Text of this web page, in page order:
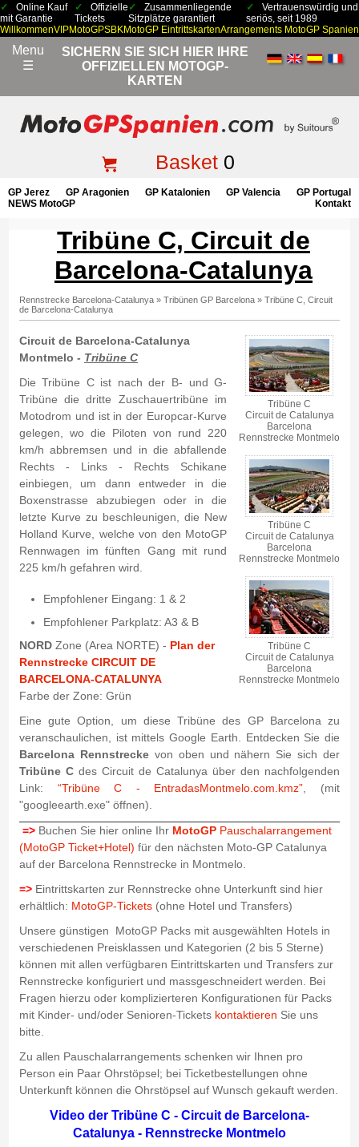
Online Kauf
mit Garantie
Offizielle
Tickets
Zusammenliegende
Sitzplätze garantiert
Vertrauenswürdig und
seriös, seit 1989
WillkommenVIPMotoGPSBKMotoGP EintrittskartenArrangements MotoGP Spanien
Menu
☰
SICHERN SIE SICH HIER IHRE
OFFIZIELLEN MOTOGP-
KARTEN
Basket0
GP Jerez GP Aragonien GP Katalonien GP Valencia
GP Portugal
NEWS MotoGP
Kontakt
Tribüne C, Circuit de
Barcelona-Catalunya
Rennstrecke Barcelona-Catalunya» Tribünen GP Barcelona» Tribüne C, Circuit
de Barcelona-Catalunya
Tribüne C
Circuit de Catalunya
Barcelona
Rennstrecke Montmelo
Tribüne C
Circuit de Catalunya
Barcelona
Rennstrecke Montmelo
Tribüne C
Circuit de Catalunya
Barcelona
Rennstrecke Montmelo
Circuit de Barcelona-Catalunya
Montmelo - Tribüne C
Die Tribüne C ist nach der B- und G-
Tribüne die dritte Zuschauertribüne im
Motodrom und ist in der Europcar-Kurve
gelegen, wo die Piloten von rund 220
km/h abbremsen und in die abfallende
Rechts - Links - Rechts Schikane
einbiegen, um dann entweder in die
Boxenstrasse abzubiegen oder in die
letzte Kurve zu beschleunigen, die New
Holland Kurve, welche von den MotoGP
Rennwagen im fünften Gang mit rund
225 km/h gefahren wird.
Empfohlener Eingang: 1 & 2
Empfohlener Parkplatz: A3 & B
NORD Zone (Area NORTE) - Plan der
Rennstrecke CIRCUIT DE
BARCELONA-CATALUNYA
Farbe der Zone: Grün
Eine gute Option, um diese Tribüne des GP Barcelona zu
veranschaulichen, ist mittels Google Earth. Entdecken Sie die
Barcelona Rennstreckevon oben und nähern Sie sich der
Tribüne C des Circuit de Catalunya über den nachfolgenden
Link: “Tribüne C - EntradasMontmelo.com.kmz”, (mit
"googleearth.exe" öffnen).
=>Buchen Sie hier online Ihr MotoGPPauschalarrangement
(MotoGP Ticket+Hotel) für den nächsten Moto-GP Catalunya
auf der Barcelona Rennstrecke in Montmelo.
=>Eintrittskarten zur Rennstrecke ohne Unterkunft sind hier
erhältlich: MotoGP-Tickets(ohne Hotel und Transfers)
Unsere günstigen MotoGP Packs mit ausgewählten Hotels in
verschiedenen Preisklassen und Kategorien (2 bis 5 Sterne)
können mit allen verfügbaren Eintrittskarten und Transfers zur
Rennstrecke konfiguriert und massgeschneidert werden. Bei
Fragen hierzu oder komplizierteren Konfigurationen für Packs
mit Kinder- und/oder Senioren-Tickets kontaktieren Sie uns
bitte.
Zu allen Pauschalarrangements schenken wir Ihnen pro
Person ein Paar Ohrstöpsel; bei Ticketbestellungen ohne
Unterkunft können die Ohrstöpsel auf Wunsch gekauft werden.
Video der Tribüne C - Circuit de Barcelona-
Catalunya - Rennstrecke Montmelo